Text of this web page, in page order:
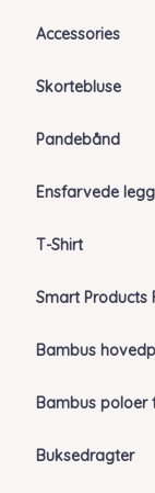
Accessories
Skortebluse
Pandebånd
Ensfarvede
T-Shirt
Smart Products
Bambus
Bambus poloer
Buksedragter